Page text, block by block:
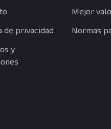
de privacidad
y
Mejor
Normas